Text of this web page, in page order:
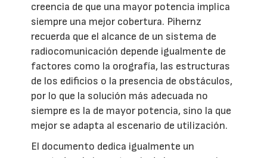
creencia de que una mayor potencia implica
siempre una mejor cobertura. Pihernz
recuerda que el alcance de un sistema de
radiocomunicación depende igualmente de
factores como la orografía, las estructuras
de los edificios o la presencia de obstáculos,
por lo que la solución más adecuada no
siempre es la de mayor potencia, sino la que
mejor se adapta al escenario de utilización.
El documento dedica igualmente un